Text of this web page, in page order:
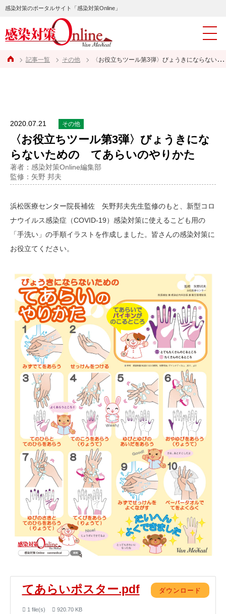
感染対策のポータルサイト「感染対策Online」
記事一覧 その他 〈お役立ちツール第3弾〉びょうきにならないための てあらいのやりかた
2020.07.21 その他
〈お役立ちツール第3弾〉びょうきにな
らないための てあらいのやりかた
著者：感染対策Online編集部
監修：矢野 邦夫
浜松医療センター院長補佐 矢野邦夫先生監修のもと、新型コロ
ナウイルス感染症（COVID-19）感染対策に使えるこども用の
「手洗い」の手順イラストを作成しました。皆さんの感染対策に
お役立てください。
てあらいポスター.pdf
1 file(s) 920.70 KB
ダウンロード